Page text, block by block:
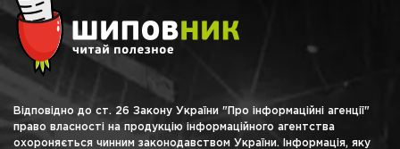
Відповідно до ст. 26 Закону України "Про інформаційні агенції"
право власності на продукцію інформаційного агентства
охороняється чинним законодавством України. Інформація, яку